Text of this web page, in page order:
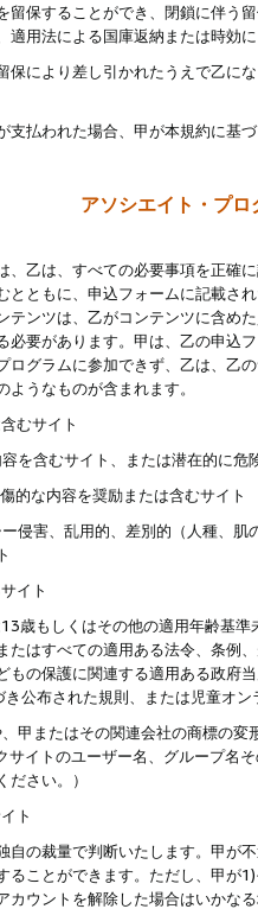
留保することができ、閉鎖に伴う
適用法による国庫返納または時効
保により差し引かれたうえで乙に
支払われた場合、甲が本規約に基
アソシエイト・プ
、乙は、すべての必要事項を正確
とともに、申込フォームに記載さ
テンツは、乙がコンテンツに含め
必要があります。甲は、乙の申込
ログラムに参加できず、乙は、乙
うなものが含まれます。
むサイト
を含むサイト、または潜在的に
的な内容を奨励または含むサイト
侵害、乱用的、差別的（人種、
イト
歳もしくはその他の適用年齢基
たはすべての適用ある法令、条例
もの保護に関連する適用ある政府
公布された規則、または児童オン
甲またはその関連会社の商標の
サイトのユーザー名、グループ名
さい。）
ト
自の裁量で判断いたします。甲が
ることができます。ただし、甲が
カウントを解除した場合はいかな